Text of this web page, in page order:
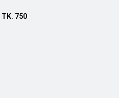
TK. 750